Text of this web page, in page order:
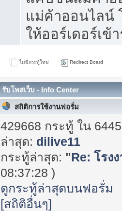
แม่ค้าออนไลน์
ให้ออร์เดอร์เข้
ไม่มีกระทู้ใหม่ Redirect Board
รับโพสเว็บ - Info Center
สถิติการใช้งานฟอรั่ม
429668 กระทู้ ใน
ล่าสุด: dilive11
กระทู้ล่าสุด: "Re: โรง
08:37:28 )
ดูกระทู้ล่าสุดบนฟอรั่ม
[สถิติอื่นๆ]